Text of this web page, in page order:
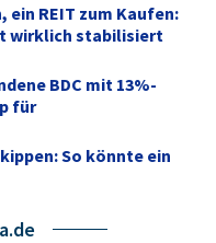
ein REIT zum Kaufen:
wirklich stabilisiert
BDC mit 13%-
für
So könnte ein